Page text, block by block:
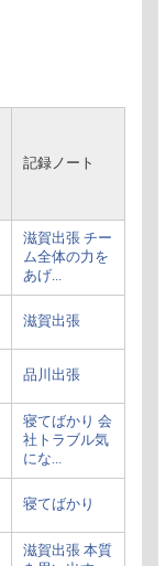
記録ノート
滋賀出張 チー
ム全体の力を
あげ...
滋賀出張
品川出張
寝てばかり 会
社トラブル気
にな...
寝てばかり
滋賀出張 本質